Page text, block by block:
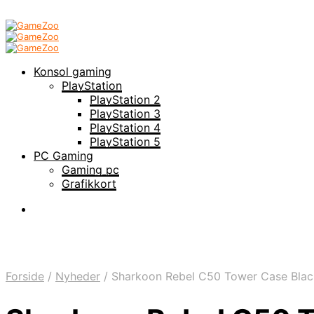
Konsol gaming
PlayStation
PlayStation 2
PlayStation 3
PlayStation 4
PlayStation 5
PC Gaming
Gaming pc
Grafikkort
Forside / Nyheder / Sharkoon Rebel C50 Tower Case